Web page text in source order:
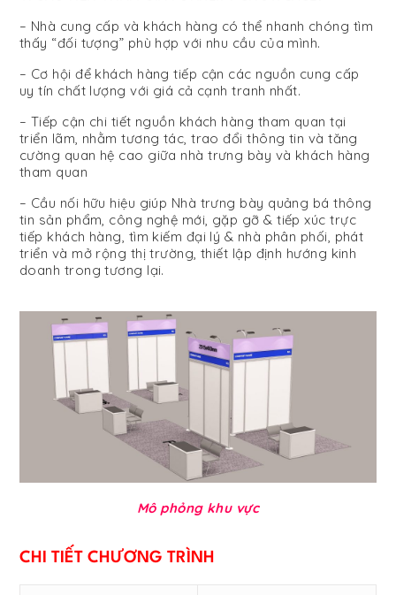
– Nhà cung cấp và khách hàng có thể nhanh chóng tìm
thấy “đối tượng” phù hợp với nhu cầu của mình.
– Cơ hội để khách hàng tiếp cận các nguồn cung cấp
uy tín chất lượng với giá cả cạnh tranh nhất.
– Tiếp cận chi tiết nguồn khách hàng tham quan tại
triển lãm, nhằm tương tác, trao đổi thông tin và tăng
cường quan hệ cao giữa nhà trưng bày và khách hàng
tham quan
– Cầu nối hữu hiệu giúp Nhà trưng bày quảng bá thông
tin sản phẩm, công nghệ mới, gặp gỡ & tiếp xúc trực
tiếp khách hàng, tìm kiếm đại lý & nhà phân phối, phát
triển và mở rộng thị trường, thiết lập định hướng kinh
doanh trong tương lại.
Mô phỏng khu vực
CHI TIẾT CHƯƠNG TRÌNH